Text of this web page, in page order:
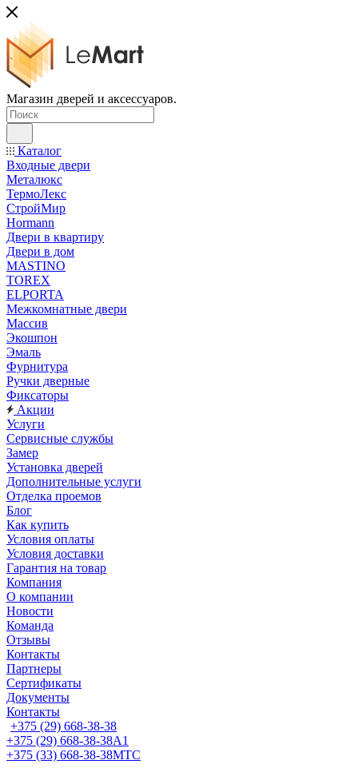
Магазин дверей и аксессуаров.
Каталог
Входные двери
Металюкс
ТермоЛекс
СтройМир
Hormann
Двери в квартиру
Двери в дом
MASTINO
TOREX
ELPORTA
Межкомнатные двери
Массив
Экошпон
Эмаль
Фурнитура
Ручки дверные
Фиксаторы
Акции
Услуги
Сервисные службы
Замер
Установка дверей
Дополнительные услуги
Отделка проемов
Блог
Как купить
Условия оплаты
Условия доставки
Гарантия на товар
Компания
О компании
Новости
Команда
Отзывы
Контакты
Партнеры
Сертификаты
Документы
Контакты
+375 (29) 668-38-38
+375 (29) 668-38-38A1
+375 (33) 668-38-38МТС